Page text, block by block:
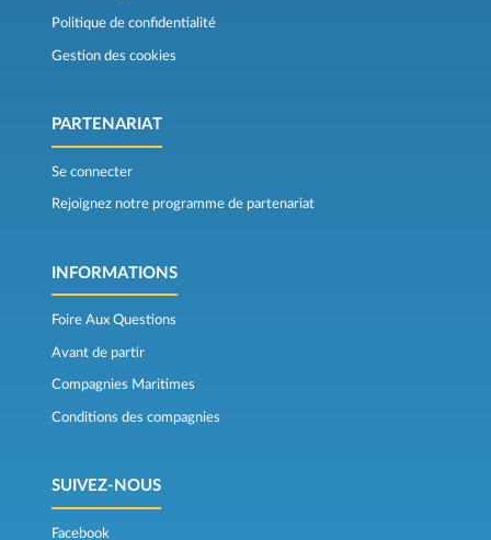
Politique de confidentialité
Gestion des cookies
PARTENARIAT
Se connecter
Rejoignez notre programme de partenariat
INFORMATIONS
Foire Aux Questions
Avant de partir
Compagnies Maritimes
Conditions des compagnies
SUIVEZ-NOUS
Facebook